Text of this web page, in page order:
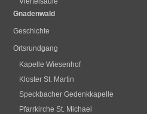
Gnadenwald
Geschichte
Ortsrundgang
Kapelle Wiesenhof
Kloster St. Martin
Speckbacher Gedenkkapelle
Pfarrkirche St. Michael